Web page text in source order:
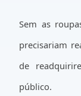
Sem as
precisariam
de
público.